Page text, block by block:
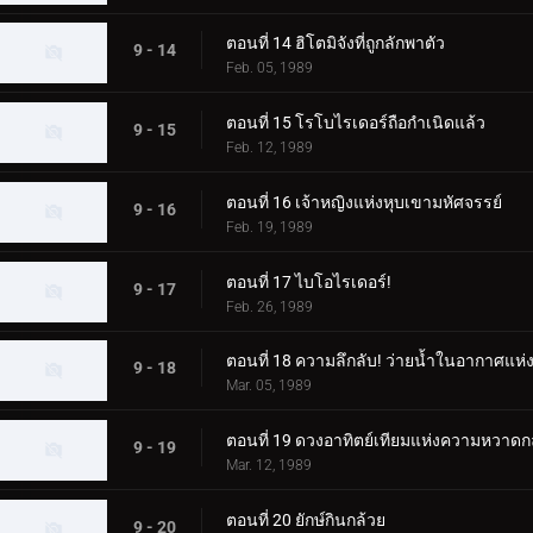
9 - 14 ตอนที่ 14 ฮิโตมิจังที่ถูกลักพาตัว
Feb. 05, 1989
9 - 15 ตอนที่ 15 โรโบไรเดอร์ถือกำเนิดแล้ว
Feb. 12, 1989
9 - 16 ตอนที่ 16 เจ้าหญิงแห่งหุบเขามหัศจรรย์
Feb. 19, 1989
9 - 17 ตอนที่ 17 ไบโอไรเดอร์!
Feb. 26, 1989
9 - 18 ตอนที่ 18 ความลึกลับ! ว่ายน้ำในอากาศแห่
Mar. 05, 1989
9 - 19 ตอนที่ 19 ดวงอาทิตย์เทียมแห่งความหวาด
Mar. 12, 1989
9 - 20 ตอนที่ 20 ยักษ์กินกล้วย